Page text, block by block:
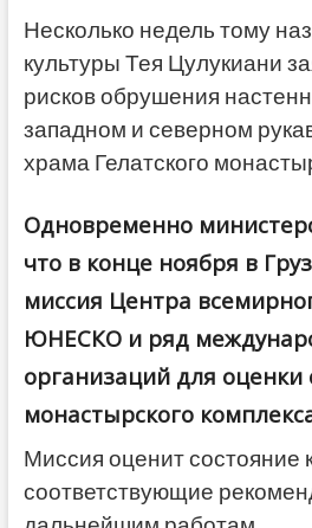
Несколько недель тому
культуры Тея Цулукиани
рисков обрушения
западном и северном
храма Гелатского
Одновременно
что в конце ноября в
миссия Центра
ЮНЕСКО и ряд
организаций для оценки
монастырского
Миссия оценит состояние
соответствующие